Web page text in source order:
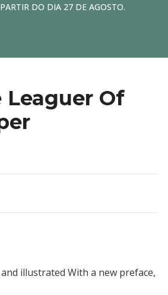
DO DIA 27 DE AGOSTO.
Leaguer Of
and illustrated With a new preface,